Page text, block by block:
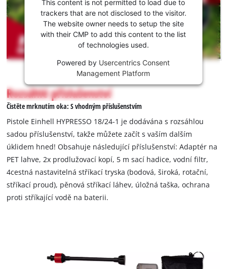
váš souhlas!
This
content
not
load
due
trackers
that
are
not
disclosed
the
visitor.
This content is not permitted to load due to
trackers that are not disclosed to the visitor.
The website owner needs to setup the site
with their CMP to add this content to the list
of technologies used.
Powered by Usercentrics Consent
Management Platform
Rozsáhlé příslušenství
Čistěte mrknutím oka: S vhodným příslušenstvím
Pistole Einhell HYPRESSO 18/24-1 je dodávána s rozsáhlou
sadou příslušenství, takže můžete začít s vaším dalším
úklidem hned! Obsahuje následující příslušenství: Adaptér na
PET lahve, 2x prodlužovací kopí, 5 m sací hadice, vodní filtr,
4cestná nastavitelná stříkací tryska (bodová, široká, rotační,
stříkací proud), pěnová stříkací láhev, úložná taška, ochrana
proti stříkající vodě na baterii.